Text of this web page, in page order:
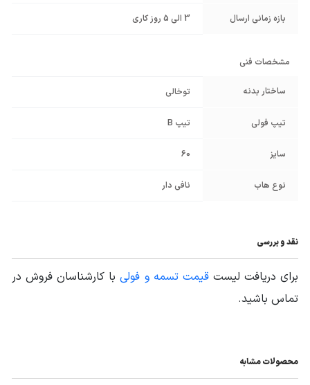
بازه زمانی ارسال 3 الی 5 روز کاری
مشخصات فنی
ساختار بدنه توخالی
تیپ فولی تیپ B
سایز 60
نوع هاب نافی دار
نقد و بررسی
برای دریافت لیستقیمت تسمه و فولیبا کارشناسان فروش در
تماس باشید.
محصولات مشابه